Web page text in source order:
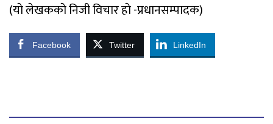
(याे लेखककाे निजी विचार हाे -प्रधानसम्पादक)
Facebook Twitter LinkedIn